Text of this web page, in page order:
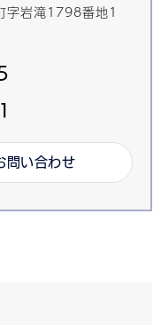
字岩滝1798番地1
問い合わせ